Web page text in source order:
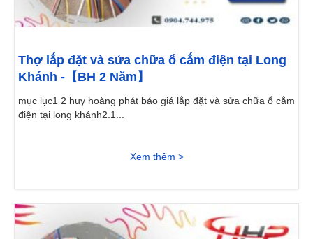
Thợ lắp đặt và sửa chữa ổ cắm điện tại Long
Khánh -【BH 2 Năm】
mục lục1 2 huy hoàng phát báo giá lắp đặt và sửa chữa ổ cắm
điện tại long khánh2.1...
Xem thêm >